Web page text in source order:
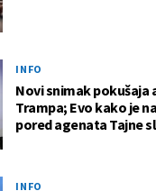
INFO
Novi snimak pokušaja
Trampa; Evo kako je
pored agenata Tajne
INFO